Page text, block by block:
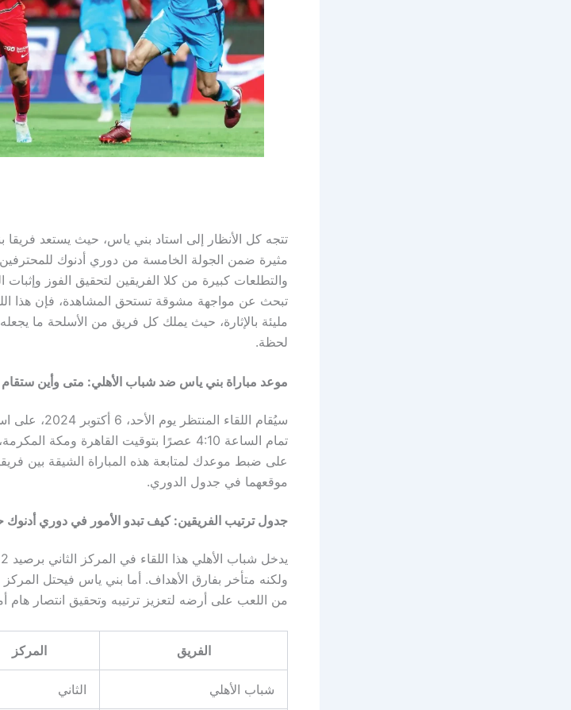
تتجه كل الأنظار إلى استاد بني ياس، حيث يستعد
والتطلعات كبيرة من كلا الفريقين لتحقيق الفوز وإثبات
تبحث عن مواجهة مشوقة تستحق المشاهدة، فإن هذا
مليئة بالإثارة، حيث يملك كل فريق من الأسلحة ما
لحظة.
موعد مباراة بني ياس ضد شباب الأهلي: متى وأين ستقام
سيُقام اللقاء
على ضبط موعدك لمتابعة هذه المباراة الشيقة بين
موقعهما في جدول الدوري.
جدول ترتيب الفريقين: كيف تبدو الأمور في دوري أدنوك
من اللعب على أرضه لتعزيز ترتيبه وتحقيق انتصار
الفريق المركز
شباب الأهلي الثاني